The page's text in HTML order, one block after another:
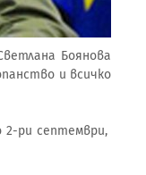
Боянова
и всичко
ри септември,